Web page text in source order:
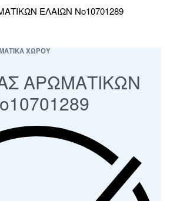
ΧΩΡΟΥ
ΑΡΩΜΑΤΙΚΩΝ